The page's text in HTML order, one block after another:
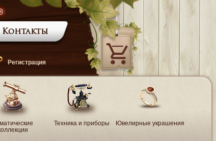
Регистрация
Контакты
—
Техника и приборы Ювелирные украшения